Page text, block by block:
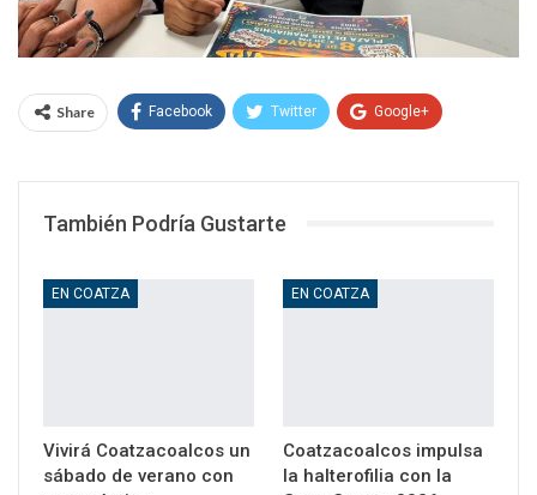
Share Facebook Twitter Google+
También Podría Gustarte
EN COATZA
Vivirá Coatzacoalcos un
sábado de verano con
EN COATZA
Coatzacoalcos impulsa
la halterofilia con la